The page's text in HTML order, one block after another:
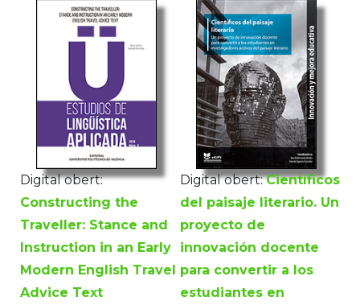
Digital obert:
Constructing the
Traveller: Stance and
Instruction in an Early
Modern English Travel
Advice Text
Digital obert: Científicos
del paisaje literario. Un
proyecto de
innovación docente
para convertir a los
estudiantes en